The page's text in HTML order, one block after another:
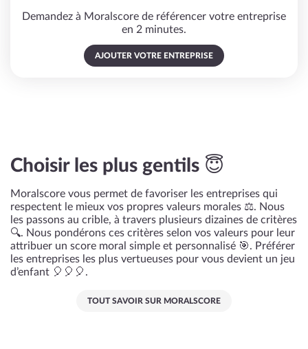
Demandez à Moralscore de référencer votre entreprise
en 2 minutes.
AJOUTER VOTRE ENTREPRISE
Choisir les plus gentils 😇
Moralscore vous permet de favoriser les entreprises qui
respectent le mieux vos propres valeurs morales ⚖️. Nous
les passons au crible, à travers plusieurs dizaines de critères
🔍. Nous pondérons ces critères selon vos valeurs pour leur
attribuer un score moral simple et personnalisé 🎯. Préférer
les entreprises les plus vertueuses pour vous devient un jeu
d’enfant 🎈🎈🎈.
TOUT SAVOIR SUR MORALSCORE